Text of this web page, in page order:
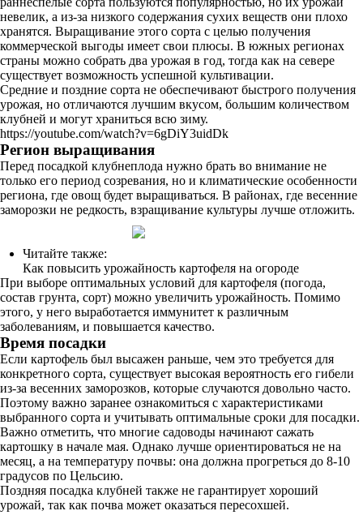
невелик, а из-за низкого содержания сухих веществ они плохо
хранятся. Выращивание этого сорта с целью получения
коммерческой выгоды имеет свои плюсы. В южных регионах
страны можно собрать два урожая в год, тогда как на севере
существует возможность успешной культивации.
Средние и поздние сорта не обеспечивают быстрого получения
урожая, но отличаются лучшим вкусом, большим количеством
клубней и могут храниться всю зиму.
https://youtube.com/watch?v=6gDiY3uidDk
Регион выращивания
Перед посадкой клубнеплода нужно брать во внимание не
только его период созревания, но и климатические особенности
региона, где овощ будет выращиваться. В районах, где весенние
заморозки не редкость, взращивание культуры лучше отложить.
Читайте также:
Как повысить урожайность картофеля на огороде
При выборе оптимальных условий для картофеля (погода,
состав грунта, сорт) можно увеличить урожайность. Помимо
этого, у него выработается иммунитет к различным
заболеваниям, и повышается качество.
Время посадки
Если картофель был высажен раньше, чем это требуется для
конкретного сорта, существует высокая вероятность его гибели
из-за весенних заморозков, которые случаются довольно часто.
Поэтому важно заранее ознакомиться с характеристиками
выбранного сорта и учитывать оптимальные сроки для посадки.
Важно отметить, что многие садоводы начинают сажать
картошку в начале мая. Однако лучше ориентироваться не на
месяц, а на температуру почвы: она должна прогреться до 8-10
градусов по Цельсию.
Поздняя посадка клубней также не гарантирует хороший
урожай, так как почва может оказаться пересохшей.